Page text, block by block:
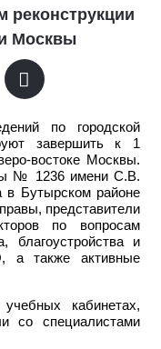
реконструкции
Москвы
по городской
завершить к 1
востоке Москвы.
№ 1236 имени С.В.
в Бутырском районе
представители
по вопросам
благоустройства и
а также активные
кабинетах,
со специалистами